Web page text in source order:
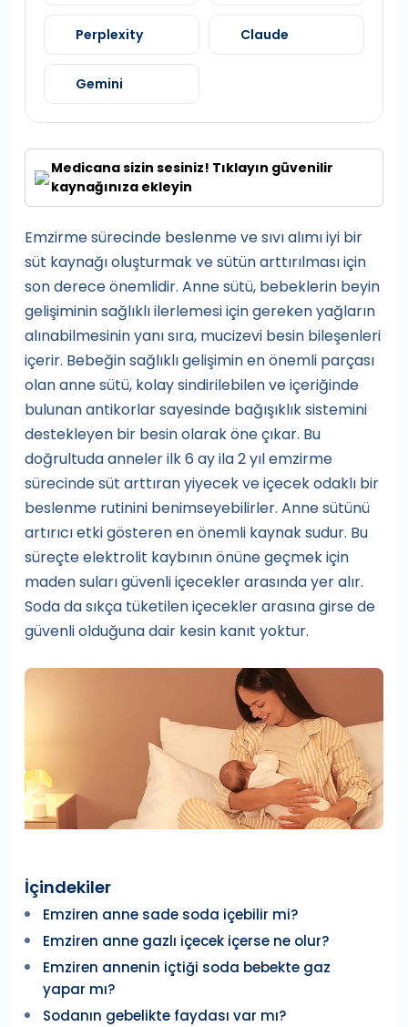
Perplexity Claude
Gemini
Medicana sizin sesiniz! Tıklayın güvenilir
kaynağınıza ekleyin
Emzirme sürecinde beslenme ve sıvı alımı iyi bir
süt kaynağı oluşturmak ve sütün arttırılması için
son derece önemlidir. Anne sütü, bebeklerin beyin
gelişiminin sağlıklı ilerlemesi için gereken yağların
alınabilmesinin yanı sıra, mucizevi besin bileşenleri
içerir. Bebeğin sağlıklı gelişimin en önemli parçası
olan anne sütü, kolay sindirilebilen ve içeriğinde
bulunan antikorlar sayesinde bağışıklık sistemini
destekleyen bir besin olarak öne çıkar. Bu
doğrultuda anneler ilk 6 ay ila 2 yıl emzirme
sürecinde süt arttıran yiyecek ve içecek odaklı bir
beslenme rutinini benimseyebilirler. Anne sütünü
artırıcı etki gösteren en önemli kaynak sudur. Bu
süreçte elektrolit kaybının önüne geçmek için
maden suları güvenli içecekler arasında yer alır.
Soda da sıkça tüketilen içecekler arasına girse de
güvenli olduğuna dair kesin kanıt yoktur.
İçindekiler
Emziren anne sade soda içebilir mi?
Emziren anne gazlı içecek içerse ne olur?
Emziren annenin içtiği soda bebekte gaz
yapar mı?
Sodanın gebelikte faydası var mı?